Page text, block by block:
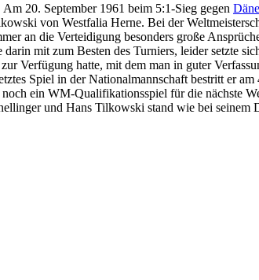
20. September 1961 beim 5:1-Sieg gegen
von Westfalia Herne. Bei der
an die Verteidigung besonders große
mit zum Besten des Turniers, leider setzte
Verfügung hatte, mit dem man in guter
Spiel in der Nationalmannschaft bestritt er
ein WM-Qualifikationsspiel für die nächste
und Hans Tilkowski stand wie bei seinem